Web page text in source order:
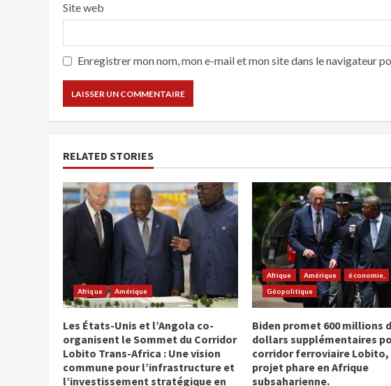
Site web
Enregistrer mon nom, mon e-mail et mon site dans le navigateur
RELATED STORIES
Afrique Amérique
Les États-Unis et l’Angola co-
organisent le Sommet du Corridor
Lobito Trans-Africa : Une vision
commune pour l’infrastructure et
l’investissement stratégique en
Afrique Amérique
économie,
Géopolitique
Biden promet 600 millions
dollars supplémentaires
corridor ferroviaire Lobito,
projet phare en Afrique
subsaharienne.